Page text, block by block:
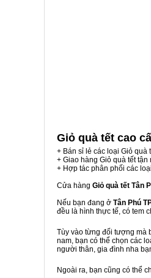
Giỏ quà tết cao
+ Bán sỉ lẻ các loại Giỏ quà
+ Giao hàng Giỏ quà tết tận
+ Hợp tác phân phối các
Cửa hàng Giỏ quà tết Tân
Nếu bạn đang ở Tân Phú
đều là hình thực tế, có tem
Tùy vào từng đối tượng mà
nam, bạn có thể chọn các
người thân, gia đình nha
Ngoài ra, bạn cũng có thể